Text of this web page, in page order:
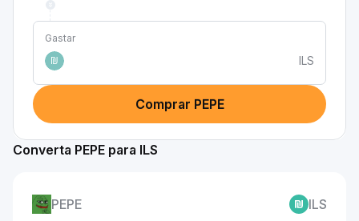
Gastar
₪
ILS
Comprar PEPE
Converta PEPE para ILS
PEPE ILS